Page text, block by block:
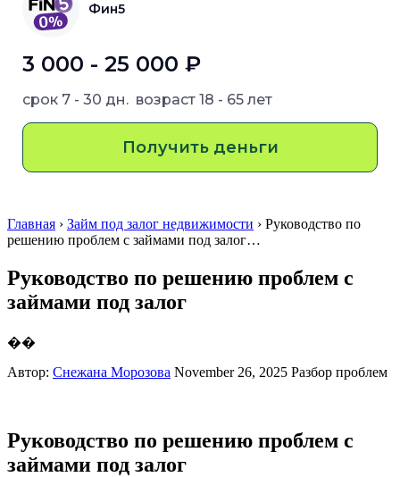
Фин5
3 000 - 25 000 ₽
срок 7 - 30 дн. возраст 18 - 65 лет
Получить деньги
Главная › Займ под залог недвижимости › Руководство по
решению проблем с займами под залог…
Руководство по решению проблем с
займами под залог
��
Автор: Снежана Морозова November 26, 2025 Разбор проблем
Руководство по решению проблем с
займами под залог